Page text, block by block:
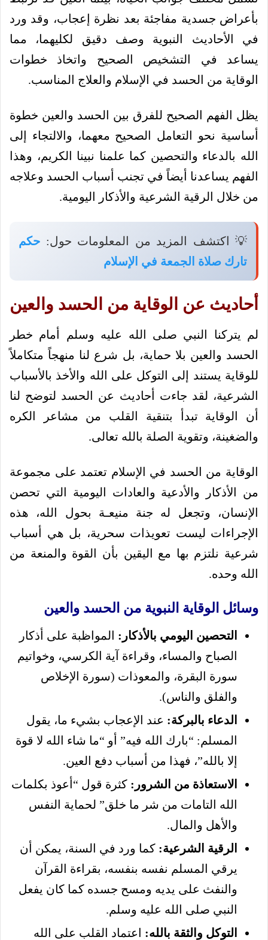
بأعراض جسدية مفاجئة بعد نظرة إعجاب، وقد ورد
في الأحاديث النبوية وصف دقيق لكليهما، مما
يساعد في التشخيص الصحيح واتخاذ خطوات
الوقاية من الحسد في الإسلام والعلاج المناسب.
يظل الفهم الصحيح للفرق بين الحسد والعين خطوة
أساسية نحو التعامل الصحيح معهما، والالتجاء إلى
الله بالدعاء والتحصين كما علمنا نبينا الكريم، وهذا
الفهم يساعدنا أيضاً في تجنب أسباب الحسد وعلاجه
من خلال الرقية الشرعية والأذكار اليومية.
💡 اكتشف المزيد من المعلومات حول: حكم
تارك صلاة الجمعة في الإسلام
أحاديث عن الوقاية من الحسد والعين
لم يتركنا النبي صلى الله عليه وسلم أمام خطر
الحسد والعين بلا حماية، بل شرع لنا منهجاً متكاملاً
للوقاية يستند إلى التوكل على الله والأخذ بالأسباب
الشرعية، لقد جاءت أحاديث عن الحسد لتوضح لنا
أن الوقاية تبدأ بتنقية القلب من مشاعر الكره
والضغينة، وتقوية الصلة بالله تعالى.
الوقاية من الحسد في الإسلام تعتمد على مجموعة
من الأذكار والأدعية والعادات اليومية التي تحصن
الإنسان، وتجعل له جنة منيعـة بحول الله، هذه
الإجراءات ليست تعويذات سحرية، بل هي أسباب
شرعية نلتزم بها مع اليقين بأن القوة والمنعة من
الله وحده.
وسائل الوقاية النبوية من الحسد والعين
التحصين اليومي بالأذكار: المواظبة على أذكار
الصباح والمساء، وقراءة آية الكرسي، وخواتيم
سورة البقرة، والمعوذات (سورة الإخلاص
والفلق والناس).
الدعاء بالبركة: عند الإعجاب بشيء ما، يقول
المسلم: “بارك الله فيه” أو “ما شاء الله لا قوة
إلا بالله”، فهذا من أسباب دفع العين.
الاستعاذة من الشرور: كثرة قول “أعوذ بكلمات
الله التامات من شر ما خلق” لحماية النفس
والأهل والمال.
الرقية الشرعية: كما ورد في السنة، يمكن أن
يرقي المسلم نفسه بنفسه، بقراءة القرآن
والنفث على يديه ومسح جسده كما كان يفعل
النبي صلى الله عليه وسلم.
التوكل والثقة بالله: اعتماد القلب على الله